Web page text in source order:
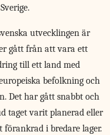
utvecklingen är
gått från att vara ett
till ett land med
befolkning och
Det har gått snabbt och
taget varit planerad eller
i bredare lager.